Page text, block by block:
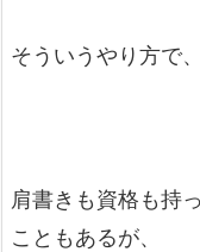
そういうやり方で
肩書きも資格も持
こともあるが、